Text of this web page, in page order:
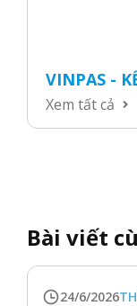
VINPAS -
Xem tất cả
Bài viết
24/6/2026